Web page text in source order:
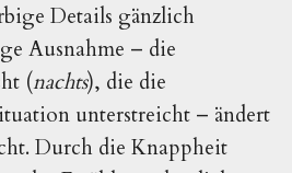
Details gänzlich
Ausnahme – die
(nachts), die die
unterstreicht – ändert
Durch die Knappheit